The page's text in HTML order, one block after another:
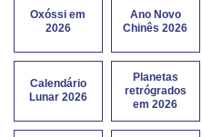
Oxóssi em
2026
Ano Novo
Chinês 2026
Calendário
Lunar 2026
Planetas
retrógrados
em 2026